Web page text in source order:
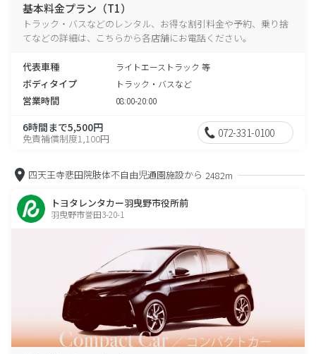
基本料金プラン（T1）
トラック・バスなどのレンタル、お得な割引料金や予約、乗り捨
てなどの詳細は、こちらから各店舗にお電話ください。
代表車種 ライトエーストラック 等
ボディタイプ トラック・バスなど
営業時間 08:00-20:00
6時間まで5,500円
免責補償制度1,100円 072-331-0100
四天王寺悲田院肢体不自由児通園施設から 2482m
トヨタレンタカー羽曳野市役所前
羽曳野市誉田3-20-1